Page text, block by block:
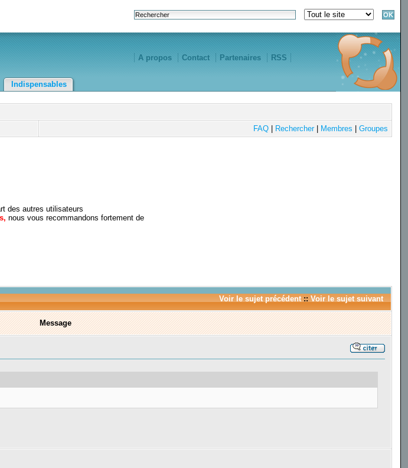
A propos Contact Partenaires RSS
Indispensables
FAQ| Rechercher| Membres Groupes
des autres utilisateurs
nous vous recommandons fortement de
Voir le sujet précédent:: Voir le sujet suivant
Message